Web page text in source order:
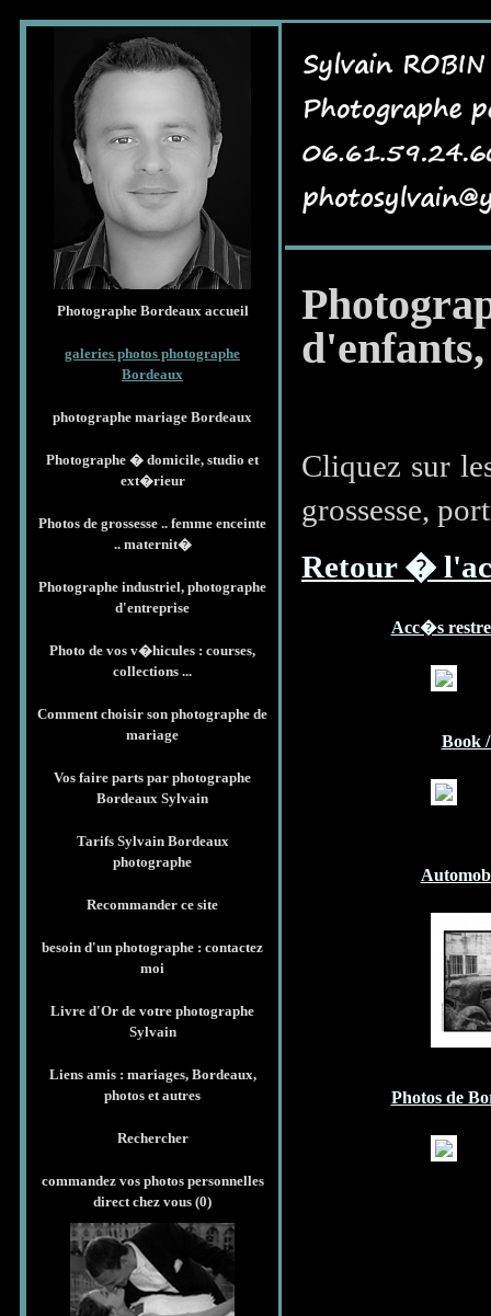
Photographe Bordeaux accueil
galeries photos photographe
Bordeaux
photographe mariage Bordeaux
Photographe � domicile, studio et
ext�rieur
Photos de grossesse .. femme enceinte
.. maternit�
Photographe industriel, photographe
d'entreprise
Photo de vos v�hicules : courses,
collections ...
Comment choisir son photographe de
mariage
Vos faire parts par photographe
Bordeaux Sylvain
Tarifs Sylvain Bordeaux
photographe
Recommander ce site
besoin d'un photographe : contactez
moi
Livre d'Or de votre photographe
Sylvain
Liens amis : mariages, Bordeaux,
photos et autres
Rechercher
commandez vos photos personnelles
direct chez vous (0)
d'enfants,
Cliquez sur
grossesse,
Retour �
Acc�s
Book
Photos de